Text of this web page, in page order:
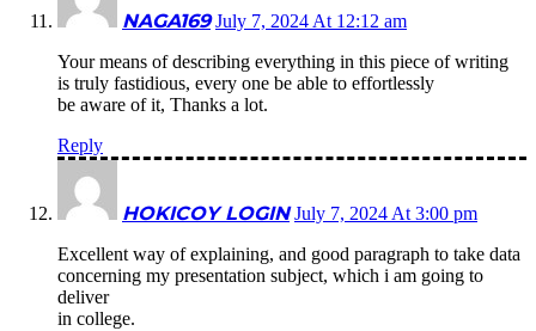
NAGA169 July 7, 2024 At 12:12 am
Your means of describing everything in this piece of writing
is truly fastidious, every one be able to effortlessly
be aware of it, Thanks a lot.
Reply
HOKICOY LOGIN July 7, 2024 At 3:00 pm
Excellent way of explaining, and good paragraph to take data
concerning my presentation subject, which i am going to
deliver
in college.